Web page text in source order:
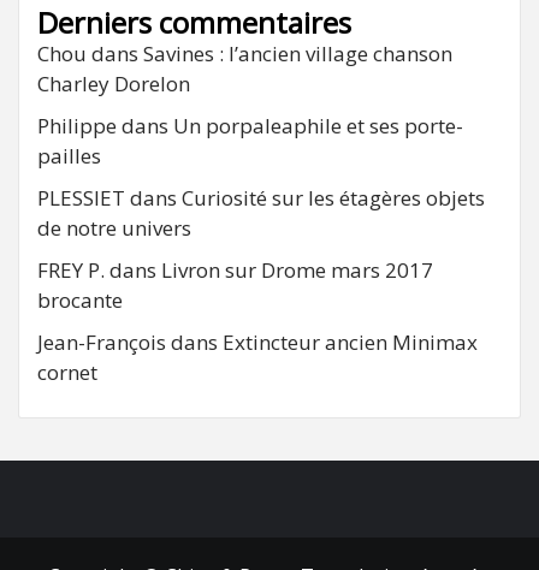
Derniers commentaires
Chou dans Savines : l’ancien village chanson
Charley Dorelon
Philippe dans Un porpaleaphile et ses porte-
pailles
PLESSIET dans Curiosité sur les étagères objets
de notre univers
FREY P. dans Livron sur Drome mars 2017
brocante
Jean-François dans Extincteur ancien Minimax
cornet